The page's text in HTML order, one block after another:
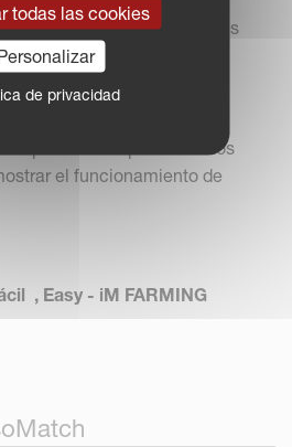
clientes con las capacidades
de la máquina
maneras en cualquier
para los desplazamientos
el funcionamiento de
, Easy - iM FARMING
todas las cookies
de privacidad